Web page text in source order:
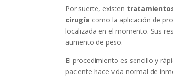
Por suerte, existen
cirugía como la aplicación de
localizada en el momento. Sus
aumento de peso.
El procedimiento es sencillo y
paciente hace vida normal de